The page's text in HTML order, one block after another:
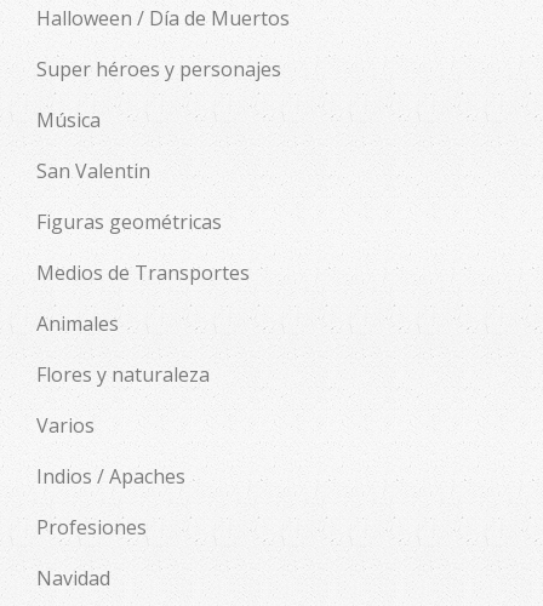
Halloween / Día de Muertos
Super héroes y personajes
Música
San Valentin
Figuras geométricas
Medios de Transportes
Animales
Flores y naturaleza
Varios
Indios / Apaches
Profesiones
Navidad